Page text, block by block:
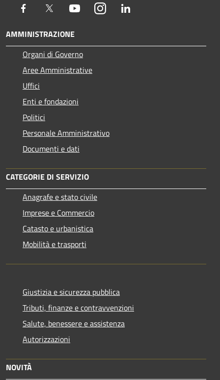
Facebook Twitter YoutubeInstagram
AMMINISTRAZIONE
Organi di Governo
Aree Amministrative
Uffici
Enti e fondazioni
Politici
Personale Amministrativo
Documenti e dati
CATEGORIE DI SERVIZIO
Anagrafe e stato civile
Imprese e Commercio
Catasto e urbanistica
Mobilità e trasporti
Giustizia e sicurezza pubblica
Tributi, finanze e contravvenzioni
Salute, benessere e assistenza
Autorizzazioni
NOVITÀ